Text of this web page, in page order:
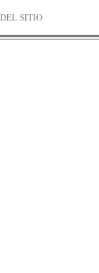
SITIO